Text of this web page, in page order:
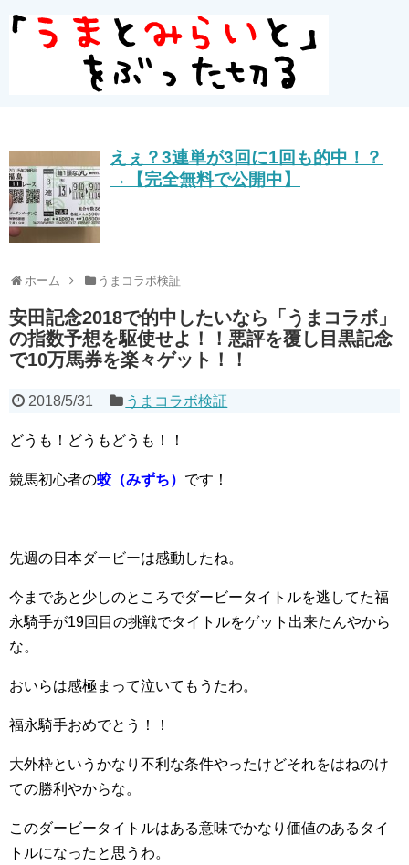
えぇ？3連単が3回に1回も的中！？
→【完全無料で公開中】
ホーム うまコラボ検証
安田記念2018で的中したいなら「うまコラボ」
の指数予想を駆使せよ！！悪評を覆し目黒記念
で10万馬券を楽々ゲット！！
2018/5/31 うまコラボ検証
どうも！どうもどうも！！
競馬初心者の蛟（みずち） です！
先週の日本ダービーは感動したね。
今まであと少しのところでダービータイトルを逃してた福
永騎手が19回目の挑戦でタイトルをゲット出来たんやから
な。
おいらは感極まって泣いてもうたわ。
福永騎手おめでとう！！
大外枠というかなり不利な条件やったけどそれをはねのけ
ての勝利やからな。
このダービータイトルはある意味でかなり価値のあるタイ
トルになったと思うわ。